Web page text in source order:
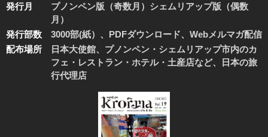
発行月
プノンペン版（奇数月）シェムリアップ版（偶数
月）
発行部数
3000部(紙）、PDFダウンロード、Webメルマガ配信
配布場所
日本大使館、プノンペン・シェムリアップ市内のカ
フェ・レストラン・ホテル・土産店など、日本の旅
行代理店